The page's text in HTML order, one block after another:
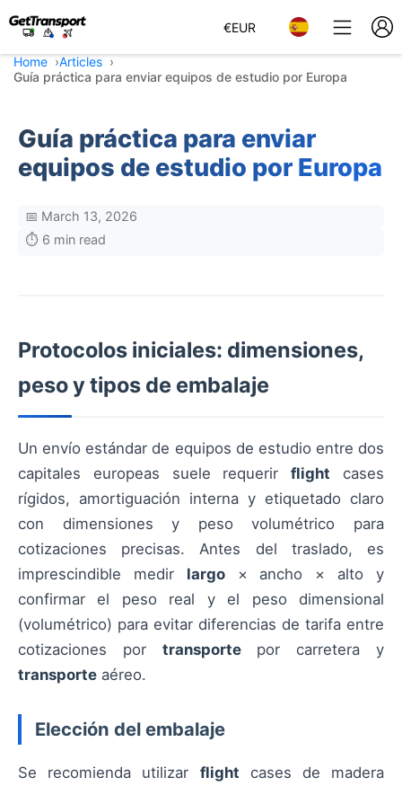
€EUR
Home
Articles
Guía práctica para enviar equipos de estudio por Europa
Guía práctica para enviar
equipos de estudio por Europa
📅 March 13, 2026
⏱️ 6 min read
Protocolos iniciales: dimensiones,
peso y tipos de embalaje
Un envío estándar de equipos de estudio entre dos
capitales europeas suele requerirflight cases
rígidos, amortiguación interna y etiquetado claro
con dimensiones y peso volumétrico para
cotizaciones precisas. Antes del traslado, es
imprescindible medir largo× ancho × alto y
confirmar el peso real y el peso dimensional
(volumétrico) para evitar diferencias de tarifa entre
cotizaciones por transportepor carretera y
transporte aéreo.
Elección del embalaje
Se recomienda utilizar flight cases de madera